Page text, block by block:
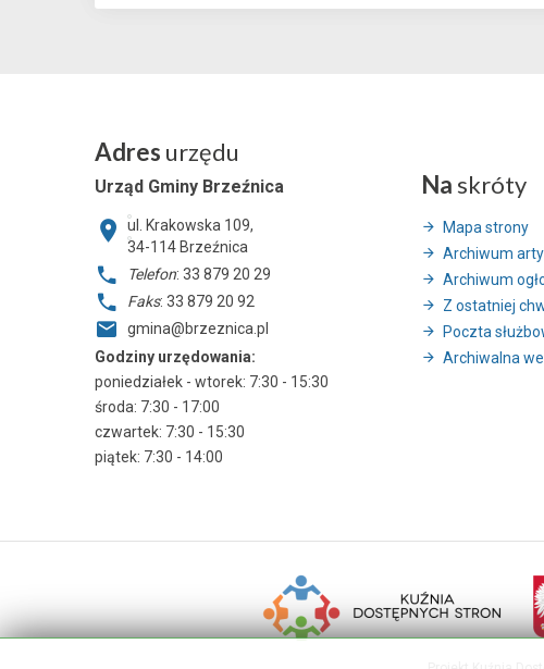
Adres urzędu
Urząd Gminy Brzeźnica
ul. Krakowska 109,
34-114 Brzeźnica
Telefon: 33 879 20 29
Faks: 33 879 20 92
gmina@brzeznica.pl
Godziny urzędowania:
poniedziałek - wtorek: 7:30 - 15:30
środa: 7:30 - 17:00
czwartek: 7:30 - 15:30
piątek: 7:30 - 14:00
Na skróty
Mapa strony
Archiwum
Archiwum
Z ostatniej
Poczta
Archiwalna